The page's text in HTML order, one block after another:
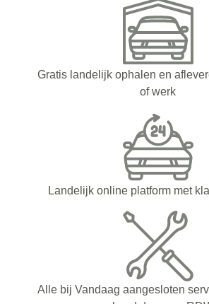
Gratis landelijk ophalen en
of werk
Landelijk online platform met
Alle bij Vandaag aangesloten